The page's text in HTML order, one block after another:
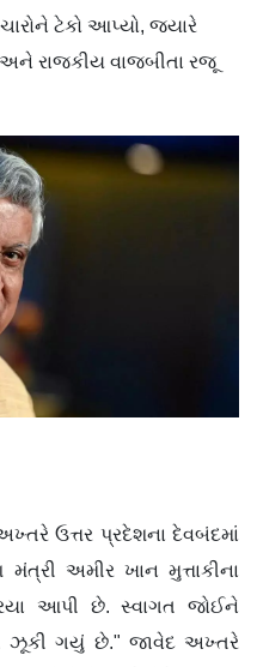
ટેકો આપ્યો, જ્યારે
અને રાજકીય વાજબીતા રજૂ
ઉત્તર પ્રદેશના દેવબંદમાં
મંત્રી અમીર ખાન મુત્તાકીના
આપી છે. સ્વાગત જોઈને
ઝૂકી ગયું છે." જાવેદ અખ્તરે